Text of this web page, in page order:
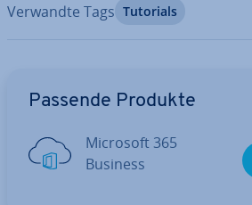
Verwandte Tags Tutorials
Passende Produkte
Microsoft 365
Business